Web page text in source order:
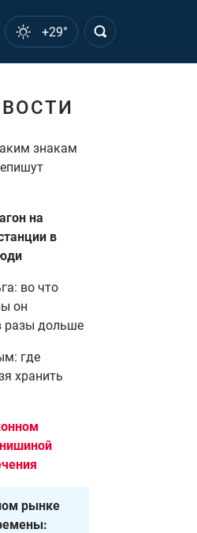
+29°
знакам
на
в
во что
он
разы дольше
где
хранить
рынке